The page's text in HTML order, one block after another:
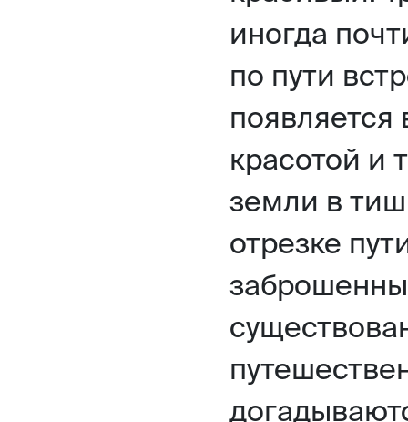
иногда
по пути
появляется
красотой и
земли в
отрезке